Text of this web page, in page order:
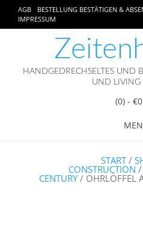
AGB BESTELLUNG BESTÄTIGEN &
IMPRESSUM
HANDGEDRECHSELTES UND
UND LIVING
(0)-
START/
CONSTRUCTION /
CENTURY/ OHRLÖFFEL